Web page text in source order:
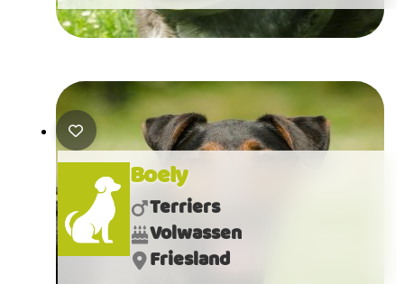
Boely
Terriers
Volwassen
Friesland